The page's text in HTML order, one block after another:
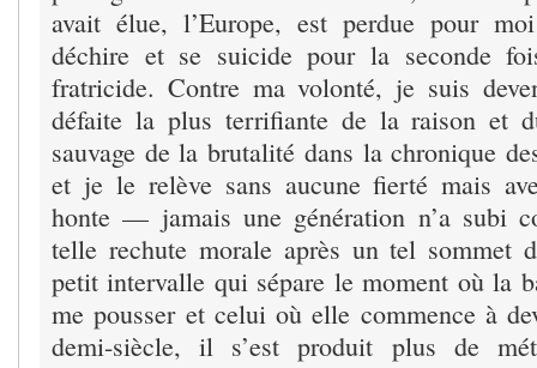
avait élue, l’Europe, est perdue pour
déchire et se suicide pour la seconde
fratricide. Contre ma volonté, je suis
défaite la plus terrifiante de la raison et
sauvage de la brutalité dans la chronique
et je le relève sans aucune fierté mais
honte — jamais une génération n’a subi
telle rechute morale après un tel sommet
petit intervalle qui sépare le moment où la
me pousser et celui où elle commence à
demi-siècle, il s’est produit plus de